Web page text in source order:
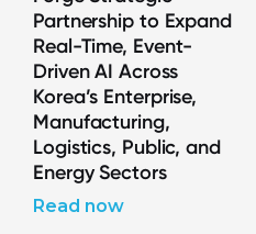
Partnership to Expand
Real-Time, Event-
Driven AI Across
Korea’s Enterprise,
Manufacturing,
Logistics, Public, and
Energy Sectors
Read now